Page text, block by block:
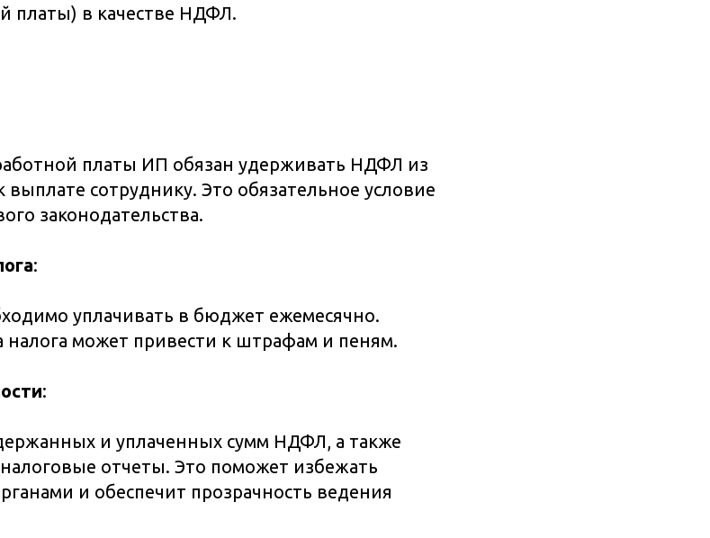
платы) в качестве НДФЛ.
платы ИП обязан удерживать НДФЛ из
сотруднику. Это обязательное условие
законодательства.
:
уплачивать в бюджет ежемесячно.
налога может привести к штрафам и пеням.
:
и уплаченных сумм НДФЛ, а также
отчеты. Это поможет избежать
и обеспечит прозрачность ведения